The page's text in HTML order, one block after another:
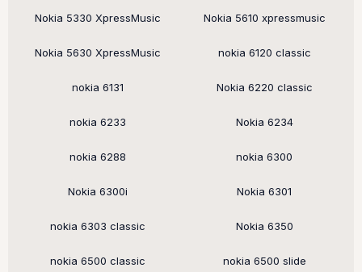
Nokia 5330 XpressMusic Nokia 5610 xpressmusic
Nokia 5630 XpressMusic nokia 6120 classic
nokia 6131 Nokia 6220 classic
nokia 6233 Nokia 6234
nokia 6288 nokia 6300
Nokia 6300i Nokia 6301
nokia 6303 classic Nokia 6350
nokia 6500 classic nokia 6500 slide